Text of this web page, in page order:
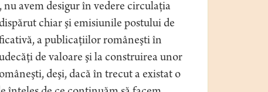
avem desigur în vedere circulaţia
chiar şi emisiunile postului de
a publicaţiilor româneşti în
de valoare şi la construirea unor
deşi, dacă în trecut a existat o